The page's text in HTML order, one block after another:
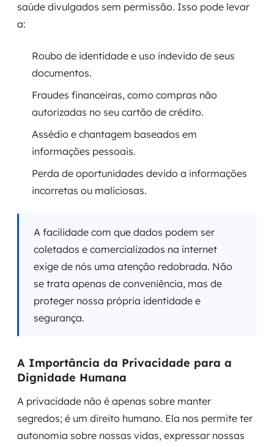
saúde divulgados sem permissão. Isso pode levar
a:
Roubo de identidade e uso indevido de seus
documentos.
Fraudes financeiras, como compras não
autorizadas no seu cartão de crédito.
Assédio e chantagem baseados em
informações pessoais.
Perda de oportunidades devido a informações
incorretas ou maliciosas.
A facilidade com que dados podem ser
coletados e comercializados na internet
exige de nós uma atenção redobrada. Não
se trata apenas de conveniência, mas de
proteger nossa própria identidade e
segurança.
A Importância da Privacidade para a
Dignidade Humana
A privacidade não é apenas sobre manter
segredos; é um direito humano. Ela nos permite ter
autonomia sobre nossas vidas, expressar nossas